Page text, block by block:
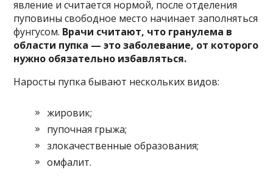
явление и считается нормой, после отделения
пуповины свободное место начинает заполняться
фунгусом. Врачи считают, что гранулема в
области пупка — это заболевание, от которого
нужно обязательно избавляться.
Наросты пупка бывают нескольких видов:
жировик;
пупочная грыжа;
злокачественные образования;
омфалит.